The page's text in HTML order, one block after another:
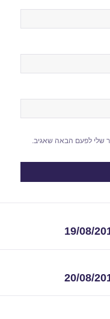
שלי לפעם הבאה שאגיב.